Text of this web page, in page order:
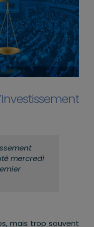
mercredi
mais trop souvent